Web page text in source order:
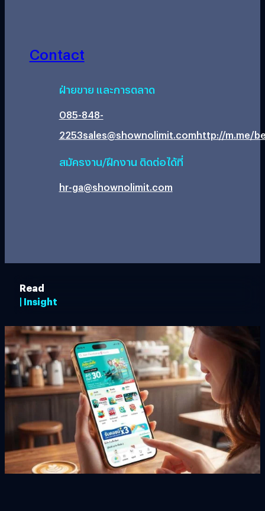
Contact
ฝ่ายขาย และการตลาด
085-848-
2253sales@shownolimit.comhttp://m.me/
สมัครงาน/ฝึกงาน ติดต่อได้ที่
hr-ga@shownolimit.com
Read
| Insight